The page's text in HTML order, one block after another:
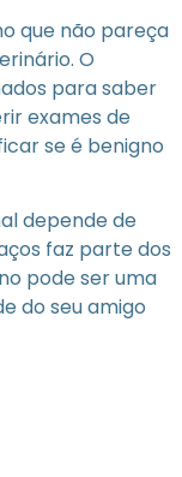
que não pareça
O
para saber
exames de
se é benigno
depende de
faz parte dos
pode ser uma
do seu amigo